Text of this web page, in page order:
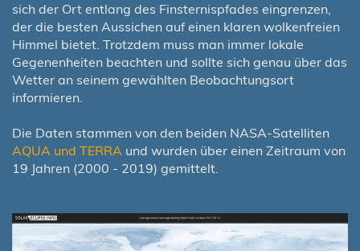
sich der Ort entlang des Finsternispfades eingrenzen,
der die besten Aussichen auf einen klaren wolkenfreien
Himmel bietet. Trotzdem muss man immer lokale
Gegenenheiten beachten und sollte sich genau über das
Wetter an seinem gewählten Beobachtungsort
informieren.
Die Daten stammen von den beiden NASA-Satelliten
AQUA und TERRA und wurden über einen Zeitraum von
19 Jahren (2000 - 2019) gemittelt.